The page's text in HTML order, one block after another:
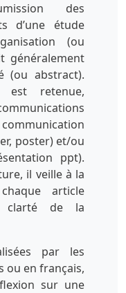
des
d’une étude
(ou
généralement
(ou abstract).
est retenue,
poster) et/ou
ppt).
il veille à la
article
clarté de la
par les
ou en français,
sur une